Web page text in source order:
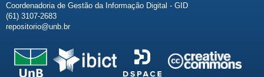
Coordenadoria de Gestão da Informação Digital - GID
(61) 3107-2683
repositorio@unb.br